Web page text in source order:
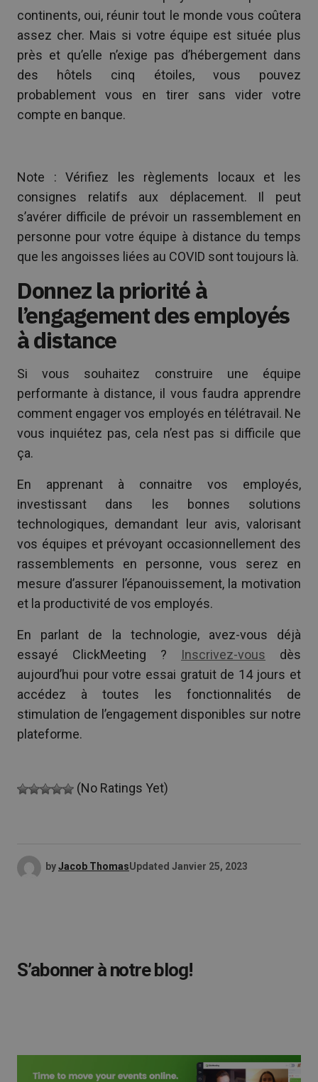
continents, oui, réunir tout le monde vous coûtera
assez cher. Mais si votre équipe est située plus
près et qu’elle n’exige pas d’hébergement dans
des hôtels cinq étoiles, vous pouvez
probablement vous en tirer sans vider votre
compte en banque.
Note : Vérifiez les règlements locaux et les
consignes relatifs aux déplacement. Il peut
s’avérer difficile de prévoir un rassemblement en
personne pour votre équipe à distance du temps
que les angoisses liées au COVID sont toujours là.
Donnez la priorité à
l’engagement des employés
à distance
Si vous souhaitez construire une équipe
performante à distance, il vous faudra apprendre
comment engager vos employés en télétravail. Ne
vous inquiétez pas, cela n’est pas si difficile que
ça.
En apprenant à connaitre vos employés,
investissant dans les bonnes solutions
technologiques, demandant leur avis, valorisant
vos équipes et prévoyant occasionnellement des
rassemblements en personne, vous serez en
mesure d’assurer l’épanouissement, la motivation
et la productivité de vos employés.
En parlant de la technologie, avez-vous déjà
essayé ClickMeeting ? Inscrivez-vous dès
aujourd’hui pour votre essai gratuit de 14 jours et
accédez à toutes les fonctionnalités de
stimulation de l’engagement disponibles sur notre
plateforme.
(No Ratings Yet)
byJacob ThomasUpdated Janvier 25, 2023
S’abonner à notre blog!